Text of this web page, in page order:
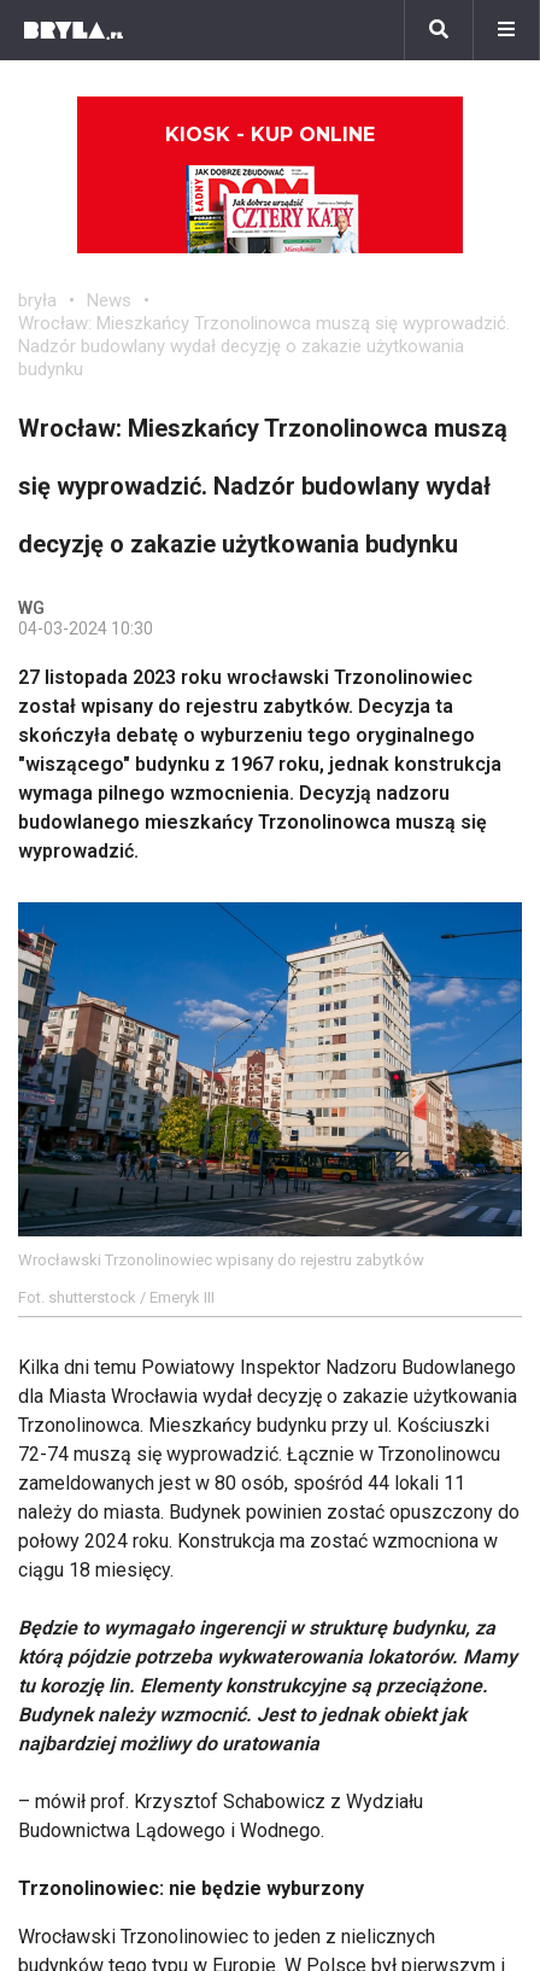
KIOSK - KUP ONLINE
bryła
News
Wrocław: Mieszkańcy Trzonolinowca muszą się wyprowadzić.
Nadzór budowlany wydał decyzję o zakazie użytkowania
budynku
Wrocław: Mieszkańcy Trzonolinowca muszą
się wyprowadzić. Nadzór budowlany wydał
decyzję o zakazie użytkowania budynku
WG
04-03-2024 10:30
27 listopada 2023 roku wrocławski Trzonolinowiec
został wpisany do rejestru zabytków. Decyzja ta
skończyła debatę o wyburzeniu tego oryginalnego
"wiszącego" budynku z 1967 roku, jednak konstrukcja
wymaga pilnego wzmocnienia. Decyzją nadzoru
budowlanego mieszkańcy Trzonolinowca muszą się
wyprowadzić.
Wrocławski Trzonolinowiec wpisany do rejestru zabytków
Fot. shutterstock / Emeryk III
Kilka dni temu Powiatowy Inspektor Nadzoru Budowlanego
dla Miasta Wrocławia wydał decyzję o zakazie użytkowania
Trzonolinowca. Mieszkańcy budynku przy ul. Kościuszki
72-74 muszą się wyprowadzić. Łącznie w Trzonolinowcu
zameldowanych jest w 80 osób, spośród 44 lokali 11
należy do miasta. Budynek powinien zostać opuszczony do
połowy 2024 roku. Konstrukcja ma zostać wzmocniona w
ciągu 18 miesięcy.
Będzie to wymagało ingerencji w strukturę budynku, za
którą pójdzie potrzeba wykwaterowania lokatorów. Mamy
tu korozję lin. Elementy konstrukcyjne są przeciążone.
Budynek należy wzmocnić. Jest to jednak obiekt jak
najbardziej możliwy do uratowania
– mówił prof. Krzysztof Schabowicz z Wydziału
Budownictwa Lądowego i Wodnego.
Trzonolinowiec: nie będzie wyburzony
Wrocławski Trzonolinowiec to jeden z nielicznych
budynków tego typu w Europie. W Polsce był pierwszym i